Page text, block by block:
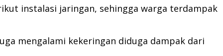
instalasi jaringan, sehingga warga terdampak
mengalami kekeringan diduga dampak dari